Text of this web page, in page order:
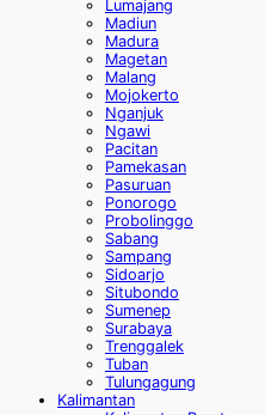
Lumajang
Madiun
Madura
Magetan
Malang
Mojokerto
Nganjuk
Ngawi
Pacitan
Pamekasan
Pasuruan
Ponorogo
Probolinggo
Sabang
Sampang
Sidoarjo
Situbondo
Sumenep
Surabaya
Trenggalek
Tuban
Tulungagung
Kalimantan